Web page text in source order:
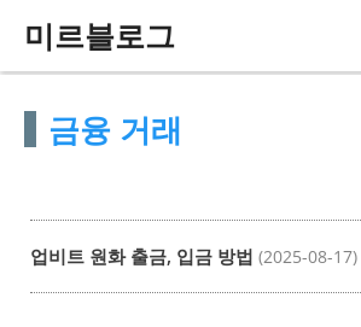
미르블로그
금융 거래
업비트 원화 출금, 입금 방법 (2025-08-17)